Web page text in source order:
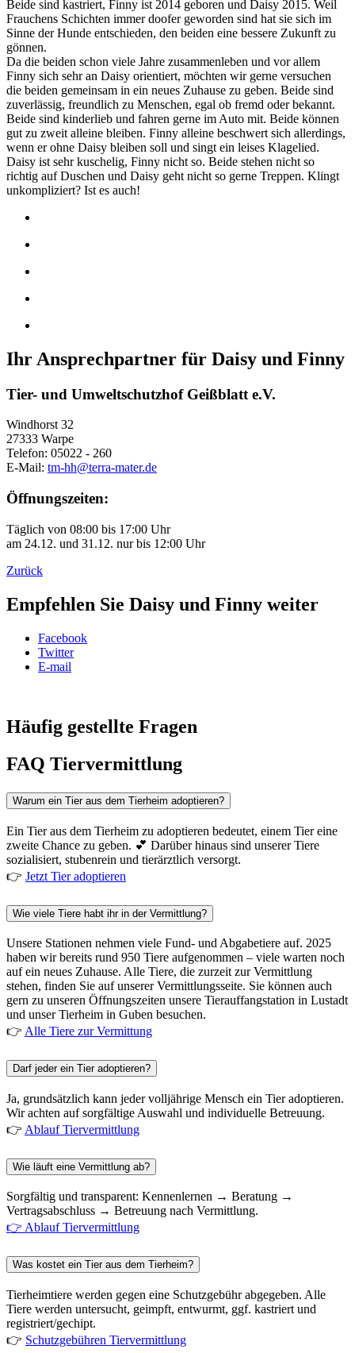
Beide sind kastriert, Finny ist 2014 geboren und Daisy 2015. Weil
Frauchens Schichten immer doofer geworden sind hat sie sich im
Sinne der Hunde entschieden, den beiden eine bessere Zukunft zu
gönnen.
Da die beiden schon viele Jahre zusammenleben und vor allem
Finny sich sehr an Daisy orientiert, möchten wir gerne versuchen
die beiden gemeinsam in ein neues Zuhause zu geben. Beide sind
zuverlässig, freundlich zu Menschen, egal ob fremd oder bekannt.
Beide sind kinderlieb und fahren gerne im Auto mit. Beide können
gut zu zweit alleine bleiben. Finny alleine beschwert sich allerdings,
wenn er ohne Daisy bleiben soll und singt ein leises Klagelied.
Daisy ist sehr kuschelig, Finny nicht so. Beide stehen nicht so
richtig auf Duschen und Daisy geht nicht so gerne Treppen. Klingt
unkompliziert? Ist es auch!
Ihr Ansprechpartner für Daisy und Finny
Tier- und Umweltschutzhof Geißblatt e.V.
Windhorst 32
27333 Warpe
Telefon: 05022 - 260
E-Mail: tm-hh@terra-mater.de
Öffnungszeiten:
Täglich von 08:00 bis 17:00 Uhr
am 24.12. und 31.12. nur bis 12:00 Uhr
Zurück
Empfehlen Sie Daisy und Finny weiter
Facebook
Twitter
E-mail
Häufig gestellte Fragen
FAQ Tiervermittlung
Warum ein Tier aus dem Tierheim adoptieren?
Ein Tier aus dem Tierheim zu adoptieren bedeutet, einem Tier eine
zweite Chance zu geben. 💕 Darüber hinaus sind unserer Tiere
sozialisiert, stubenrein und tierärztlich versorgt.
👉 Jetzt Tier adoptieren
Wie viele Tiere habt ihr in der Vermittlung?
Unsere Stationen nehmen viele Fund- und Abgabetiere auf. 2025
haben wir bereits rund 950 Tiere aufgenommen – viele warten noch
auf ein neues Zuhause. Alle Tiere, die zurzeit zur Vermittlung
stehen, finden Sie auf unserer Vermittlungsseite. Sie können auch
gern zu unseren Öffnungszeiten unsere Tierauffangstation in Lustadt
und unser Tierheim in Guben besuchen.
👉 Alle Tiere zur Vermittung
Darf jeder ein Tier adoptieren?
Ja, grundsätzlich kann jeder volljährige Mensch ein Tier adoptieren.
Wir achten auf sorgfältige Auswahl und individuelle Betreuung.
👉 Ablauf Tiervermittlung
Wie läuft eine Vermittlung ab?
Sorgfältig und transparent: Kennenlernen → Beratung →
Vertragsabschluss → Betreuung nach Vermittlung.
👉 Ablauf Tiervermittlung
Was kostet ein Tier aus dem Tierheim?
Tierheimtiere werden gegen eine Schutzgebühr abgegeben. Alle
Tiere werden untersucht, geimpft, entwurmt, ggf. kastriert und
registriert/gechipt.
👉 Schutzgebühren Tiervermittlung